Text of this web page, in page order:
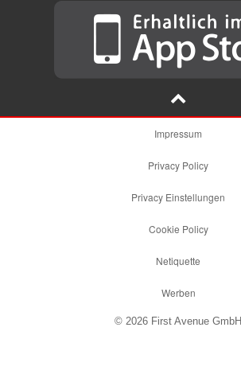
Impressum
Privacy Policy
Privacy Einstellungen
Cookie Policy
Netiquette
Werben
© 2026 First Avenue GmbH